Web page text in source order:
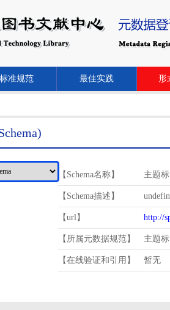
标准规范 最佳实践 形
【Schema名称】 主题
【Schema描述】
【url】 http://
【所属元数据规范】 主题
【在线验证和引用】 暂无